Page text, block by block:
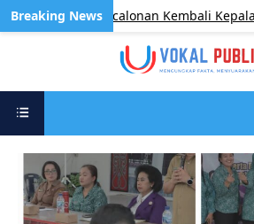
Pencalonan Kembali Kepala Desa